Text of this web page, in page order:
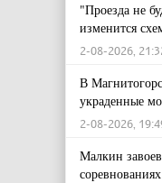
"Проезда не
изменится
2-08-2026,
В
украденные
2-08-2026,
Малкин